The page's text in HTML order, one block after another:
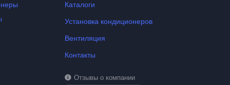
Каталоги
Установка кондиционеров
Вентиляция
Контакты
Отзывы о компании